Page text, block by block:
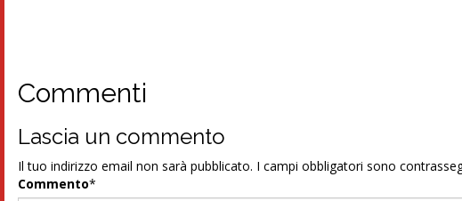
Commenti
Lascia un commento
Il tuo indirizzo email non sarà pubblicato. I campi obbligatori sono
Commento*